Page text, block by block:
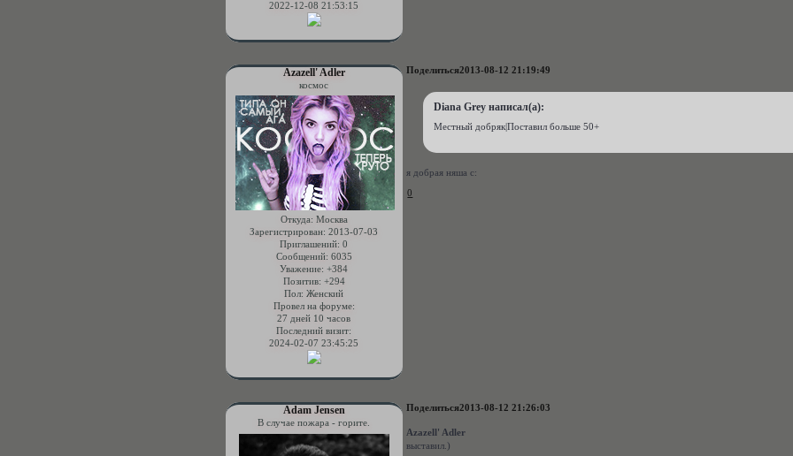
2022-12-08 21:53:15
Поделиться2013-08-12 21:19:49
Azazell' Adler
космос
Откуда: Москва
Зарегистрирован: 2013-07-03
Приглашений: 0
Сообщений: 6035
Уважение: +384
Позитив: +294
Пол: Женский
Провел на форуме:
27 дней 10 часов
Последний визит:
2024-02-07 23:45:25
Diana Grey написал(а):
Местный добряк|Поставил больше 50+
я добрая няша с:
0
Поделиться2013-08-12 21:26:03
Adam Jensen
В случае пожара - горите.
Azazell' Adler
выставил.)